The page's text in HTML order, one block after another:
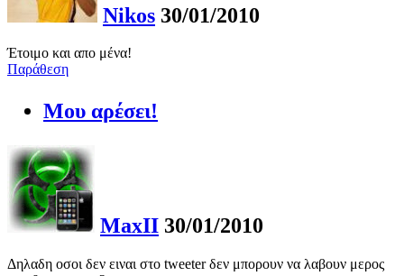
Nikos 30/01/2010
Έτοιμο και απο μένα!
Παράθεση
Μου αρέσει!
MaxII 30/01/2010
Δηλαδη οσοι δεν ειναι στο tweeter δεν μπορουν να λαβουν μερος